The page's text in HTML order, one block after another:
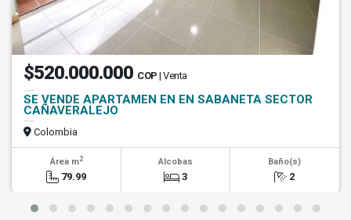
$520.000.000 COP | Venta
SE VENDE APARTAMEN EN EN SABANETA SECTOR
CAÑAVERALEJO
Colombia
Área m2
79.99
Alcobas
3
Baño(s)
2